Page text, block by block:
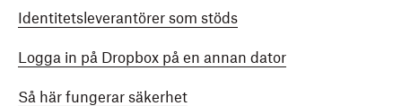
Identitetsleverantörer som stöds
Logga in på Dropbox på en annan dator
Så här fungerar säkerhet